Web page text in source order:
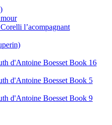
l’acompagnant
d'Antoine Boesset Book 16
d'Antoine Boesset Book 5
d'Antoine Boesset Book 9